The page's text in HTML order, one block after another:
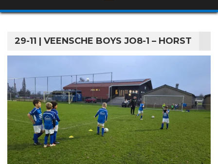
29-11 | VEENSCHE BOYS JO8-1 – HORST